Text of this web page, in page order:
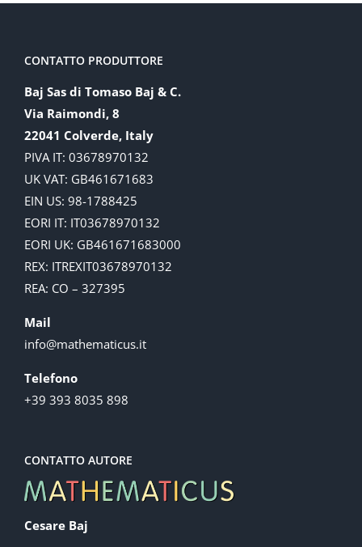
CONTATTO PRODUTTORE
Baj Sas di Tomaso Baj & C.
Via Raimondi, 8
22041 Colverde, Italy
PIVA IT: 03678970132
UK VAT: GB461671683
EIN US: 98-1788425
EORI IT: IT03678970132
EORI UK: GB461671683000
REX: ITREXIT03678970132
REA: CO – 327395
Mail
info@mathematicus.it
Telefono
+39 393 8035 898
CONTATTO AUTORE
Cesare Baj